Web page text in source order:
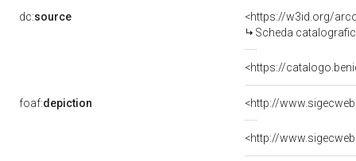
dc:source
<https://w3id.org/
Scheda
<https://
foaf:depiction